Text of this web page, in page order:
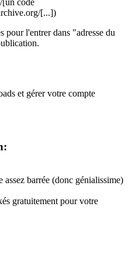
[un code
[...])
pour l'entrer dans "adresse du
et gérer votre compte
assez barrée (donc génialissime)
gratuitement pour votre